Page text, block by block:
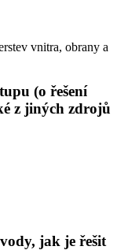
vnitra, obrany a
(o řešení
z jiných zdrojů
jak je řešit